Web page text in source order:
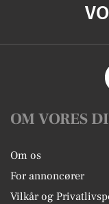
OM VORES
Om os
For annoncører
Vilkår og